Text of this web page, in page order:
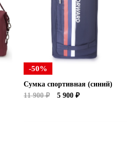
-50%
Сумка спортивная (синий)
11 900 ₽
5 900 ₽